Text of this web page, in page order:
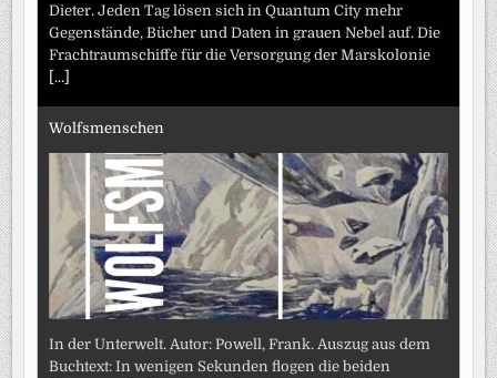
Dieter. Jeden Tag lösen sich in Quantum City mehr
Gegenstände, Bücher und Daten in grauen Nebel auf. Die
Frachtraumschiffe für die Versorgung der Marskolonie
[...]
Wolfsmenschen
In der Unterwelt. Autor: Powell, Frank. Auszug aus dem
Buchtext: In wenigen Sekunden flogen die beiden